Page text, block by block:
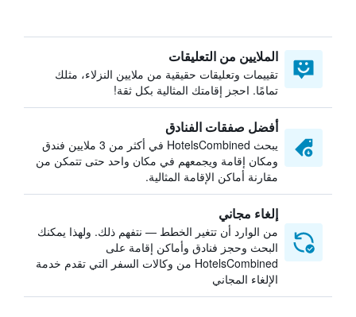
الملايين من التعليقات
تقييمات وتعليقات حقيقية من ملايين النزلاء، مثلك
تمامًا. احجز إقامتك المثالية بكل ثقة!
أفضل صفقات الفنادق
يبحث HotelsCombined في أكثر من 3 ملايين فندق
ومكان إقامة ويجمعهم في مكان واحد حتى تتمكن من
مقارنة أماكن الإقامة المثالية.
إلغاء مجاني
من الوارد أن تتغير الخطط — نتفهم ذلك. ولهذا يمكنك
البحث وحجز فنادق وأماكن إقامة على
HotelsCombined من وكالات السفر التي تقدم خدمة
الإلغاء المجاني